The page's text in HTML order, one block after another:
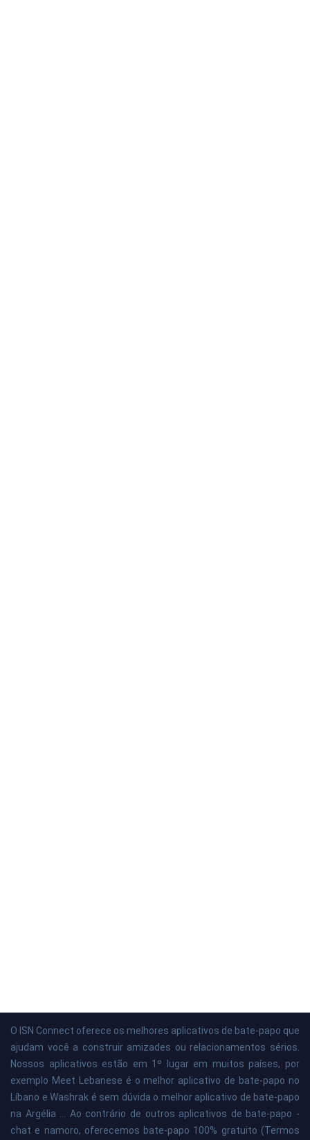
O ISN Connect oferece os melhores aplicativos de bate-papo que
ajudam você a construir amizades ou relacionamentos sérios.
Nossos aplicativos estão em 1º lugar em muitos países, por
exemplo Meet Lebanese é o melhor aplicativo de bate-papo no
Líbano e Washrak é sem dúvida o melhor aplicativo de bate-papo
na Argélia ... Ao contrário de outros aplicativos de bate-papo -
chat e namoro, oferecemos bate-papo 100% gratuito (Termos